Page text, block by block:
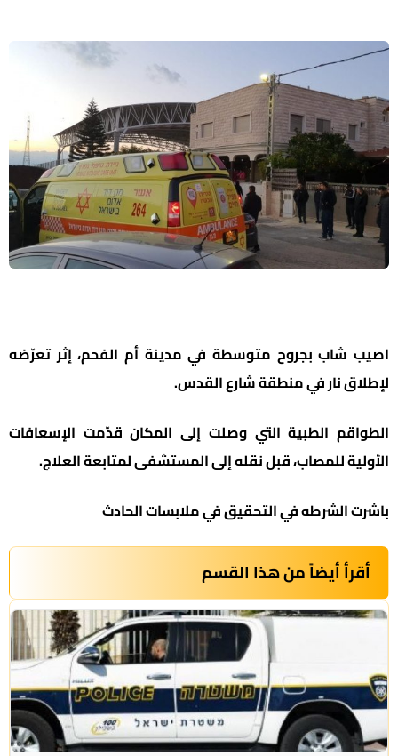
اصيب شاب بجروح متوسطة في مدينة أم الفحم، إثر تعرّضه
لإطلاق نار في منطقة شارع القدس.
الطواقم الطبية التي وصلت إلى المكان قدّمت الإسعافات
الأولية للمصاب، قبل نقله إلى المستشفى لمتابعة العلاج.
باشرت الشرطه في التحقيق في ملابسات الحادث
أقرأ أيضاً من هذا القسم